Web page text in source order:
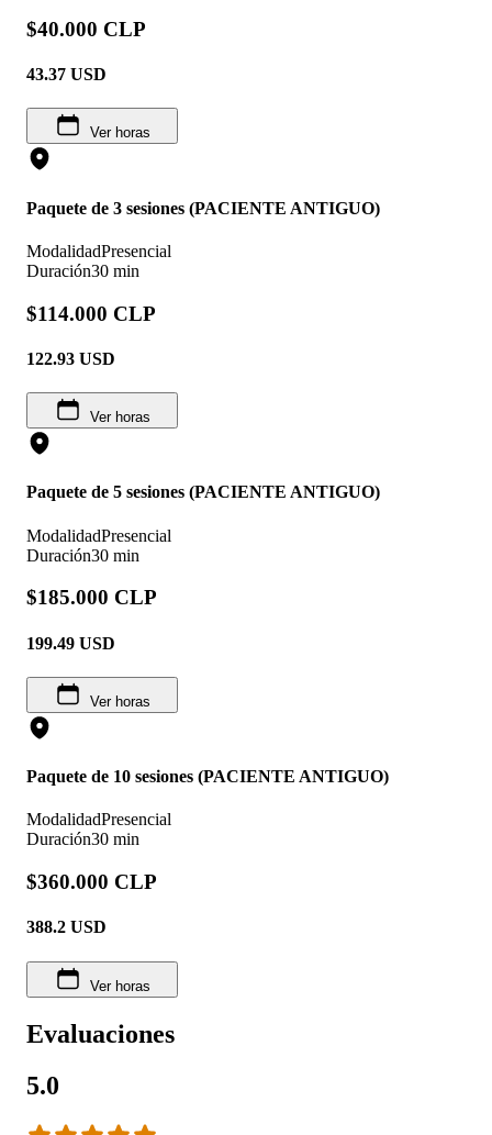
$40.000 CLP
43.37 USD
Ver horas
Paquete de 3 sesiones (PACIENTE ANTIGUO)
ModalidadPresencial
Duración30 min
$114.000 CLP
122.93 USD
Ver horas
Paquete de 5 sesiones (PACIENTE ANTIGUO)
ModalidadPresencial
Duración30 min
$185.000 CLP
199.49 USD
Ver horas
Paquete de 10 sesiones (PACIENTE ANTIGUO)
ModalidadPresencial
Duración30 min
$360.000 CLP
388.2 USD
Ver horas
Evaluaciones
5.0